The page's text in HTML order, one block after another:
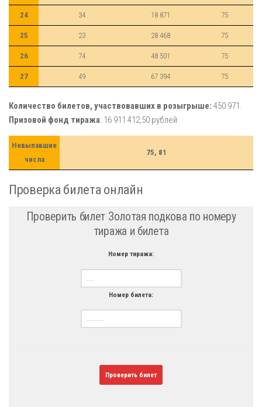
24 34 18 871 75
25 23 28 468 75
26 74 48 501 75
27 49 67 394 75
Количество билетов, участвовавших в розыгрыше: 450 971.
Призовой фонд тиража: 16 911 412,50 рублей
Невыпавшие
числа
75, 81
Проверка билета онлайн
Проверить билет Золотая подкова по номеру
тиража и билета
Номер тиража:
Номер билета:
Проверить билет